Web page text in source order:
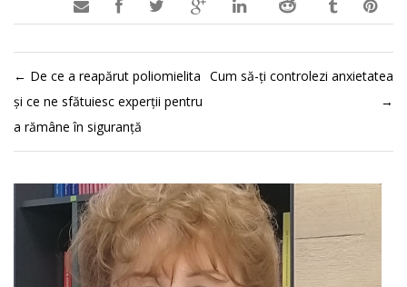
← De ce a reapărut poliomielita
și ce ne sfătuiesc experții pentru
a rămâne în siguranță
Cum să-ți controlezi anxietatea
→